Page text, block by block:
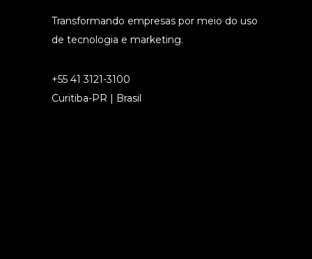
Transformando empresas por meio do uso
de tecnologia e marketing.
+55 41 3121-3100
Curitiba-PR | Brasil